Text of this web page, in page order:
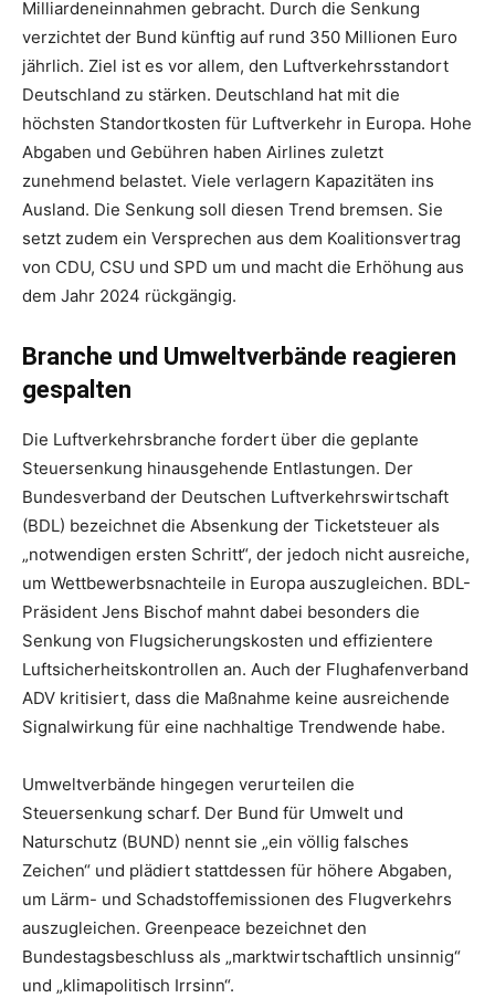
Milliardeneinnahmen gebracht. Durch die Senkung
verzichtet der Bund künftig auf rund 350 Millionen Euro
jährlich. Ziel ist es vor allem, den Luftverkehrsstandort
Deutschland zu stärken. Deutschland hat mit die
höchsten Standortkosten für Luftverkehr in Europa. Hohe
Abgaben und Gebühren haben Airlines zuletzt
zunehmend belastet. Viele verlagern Kapazitäten ins
Ausland. Die Senkung soll diesen Trend bremsen. Sie
setzt zudem ein Versprechen aus dem Koalitionsvertrag
von CDU, CSU und SPD um und macht die Erhöhung aus
dem Jahr 2024 rückgängig.
Branche und Umweltverbände reagieren
gespalten
Die Luftverkehrsbranche fordert über die geplante
Steuersenkung hinausgehende Entlastungen. Der
Bundesverband der Deutschen Luftverkehrswirtschaft
(BDL) bezeichnet die Absenkung der Ticketsteuer als
„notwendigen ersten Schritt“, der jedoch nicht ausreiche,
um Wettbewerbsnachteile in Europa auszugleichen. BDL-
Präsident Jens Bischof mahnt dabei besonders die
Senkung von Flugsicherungskosten und effizientere
Luftsicherheitskontrollen an. Auch der Flughafenverband
ADV kritisiert, dass die Maßnahme keine ausreichende
Signalwirkung für eine nachhaltige Trendwende habe.
Umweltverbände hingegen verurteilen die
Steuersenkung scharf. Der Bund für Umwelt und
Naturschutz (BUND) nennt sie „ein völlig falsches
Zeichen“ und plädiert stattdessen für höhere Abgaben,
um Lärm- und Schadstoffemissionen des Flugverkehrs
auszugleichen. Greenpeace bezeichnet den
Bundestagsbeschluss als „marktwirtschaftlich unsinnig“
und „klimapolitisch Irrsinn“.